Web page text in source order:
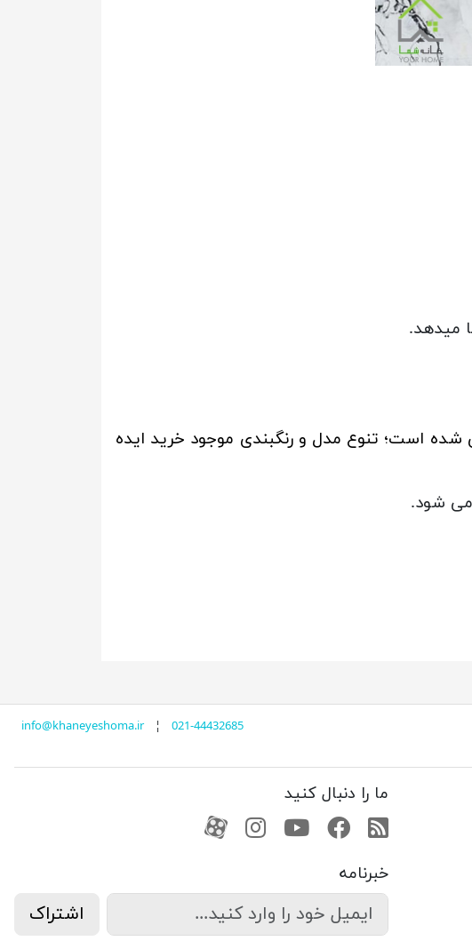
میدهد.
شده است؛ تنوع مدل و رنگبندی موجود خرید ایده
می شود.
info@khaneyeshoma.ir¦ 021-44432685
ما را دنبال کنید
RSS فیسبوکیوتیوبکانال آپارات
کانال آپارات
خبرنامه
اشتراک